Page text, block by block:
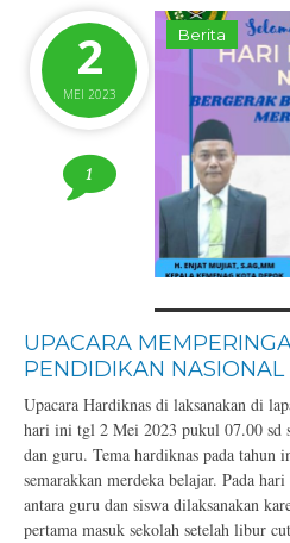
2
MEI 2023
1
Berita
UPACARA
PENDIDIKAN NASIONAL
Upacara Hardiknas di laksanakan di
hari ini tgl 2 Mei 2023 pukul 07.00 sd
dan guru. Tema hardiknas pada tahun
semarakkan merdeka belajar. Pada
antara guru dan siswa dilaksanakan
pertama masuk sekolah setelah libur